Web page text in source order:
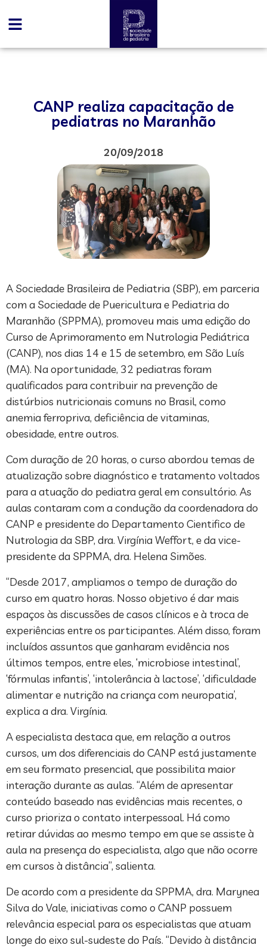
CANP realiza capacitação de
pediatras no Maranhão
20/09/2018
A Sociedade Brasileira de Pediatria (SBP), em parceria
com a Sociedade de Puericultura e Pediatria do
Maranhão (SPPMA), promoveu mais uma edição do
Curso de Aprimoramento em Nutrologia Pediátrica
(CANP), nos dias 14 e 15 de setembro, em São Luís
(MA). Na oportunidade, 32 pediatras foram
qualificados para contribuir na prevenção de
distúrbios nutricionais comuns no Brasil, como
anemia ferropriva, deficiência de vitaminas,
obesidade, entre outros.
Com duração de 20 horas, o curso abordou temas de
atualização sobre diagnóstico e tratamento voltados
para a atuação do pediatra geral em consultório. As
aulas contaram com a condução da coordenadora do
CANP e presidente do Departamento Cientifico de
Nutrologia da SBP, dra. Virgínia Weffort, e da vice-
presidente da SPPMA, dra. Helena Simões.
“Desde 2017, ampliamos o tempo de duração do
curso em quatro horas. Nosso objetivo é dar mais
espaços às discussões de casos clínicos e à troca de
experiências entre os participantes. Além disso, foram
incluídos assuntos que ganharam evidência nos
últimos tempos, entre eles, ‘microbiose intestinal’,
‘fórmulas infantis’, ‘intolerância à lactose’, ‘dificuldade
alimentar e nutrição na criança com neuropatia’,
explica a dra. Virgínia.
A especialista destaca que, em relação a outros
cursos, um dos diferenciais do CANP está justamente
em seu formato presencial, que possibilita maior
interação durante as aulas. “Além de apresentar
conteúdo baseado nas evidências mais recentes, o
curso prioriza o contato interpessoal. Há como
retirar dúvidas ao mesmo tempo em que se assiste à
aula na presença do especialista, algo que não ocorre
em cursos à distância”, salienta.
De acordo com a presidente da SPPMA, dra. Marynea
Silva do Vale, iniciativas como o CANP possuem
relevância especial para os especialistas que atuam
longe do eixo sul-sudeste do País. “Devido à distância